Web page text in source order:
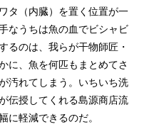
タ（内臓）を置く位置が一
なうちは魚の血でビシャビ
るのは、我らが干物師匠・
に、魚を何匹もまとめてさ
汚れてしまう。いちいち洗
伝授してくれる島源商店流
に軽減できるのだ。